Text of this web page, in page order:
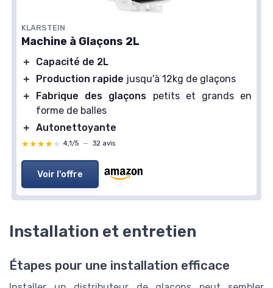
KLARSTEIN
Machine à Glaçons 2L
＋
Capacité de 2L
＋
Production rapide jusqu'à 12kg de glaçons
＋
Fabrique des glaçons petits et grands en
forme de balles
＋ Autonettoyante
★★★★★
★★★★★ 4,1/5 — 32 avis
Voir l'offre
Installation et entretien
Étapes pour une installation efficace